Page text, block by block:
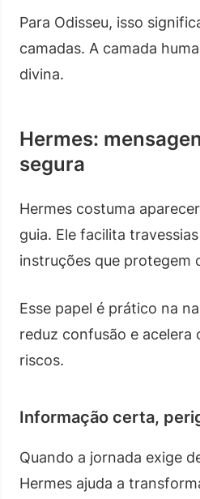
Para Odisseu, isso
camadas. A camada
divina.
Hermes:
segura
Hermes costuma
guia. Ele facilita
instruções que protegem
Esse papel é prático na
reduz confusão e acelera
riscos.
Informação certa,
Quando a jornada exige
Hermes ajuda a